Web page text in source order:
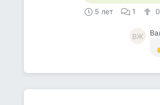
5 лет 1 0
ВЖ